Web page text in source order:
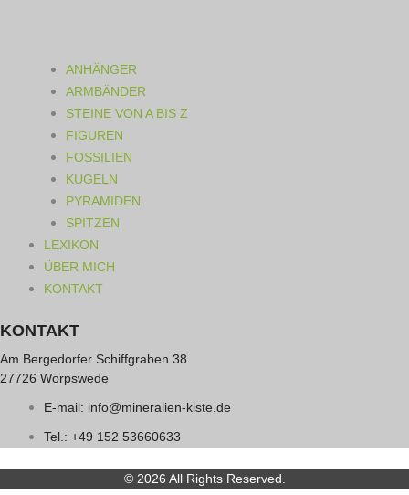
ANHÄNGER
ARMBÄNDER
STEINE VON A BIS Z
FIGUREN
FOSSILIEN
KUGELN
PYRAMIDEN
SPITZEN
LEXIKON
ÜBER MICH
KONTAKT
KONTAKT
Am Bergedorfer Schiffgraben 38
27726 Worpswede
E-mail: info@mineralien-kiste.de
Tel.: +49 152 53660633
© 2026 All Rights Reserved.